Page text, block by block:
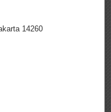
14260